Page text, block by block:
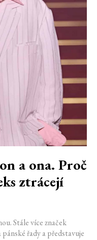
a ona. Proč
ztrácejí
Stále více značek
řady a představuje